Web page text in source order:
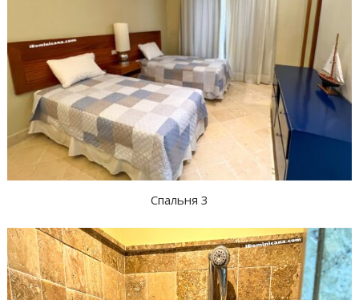
Спальня 3